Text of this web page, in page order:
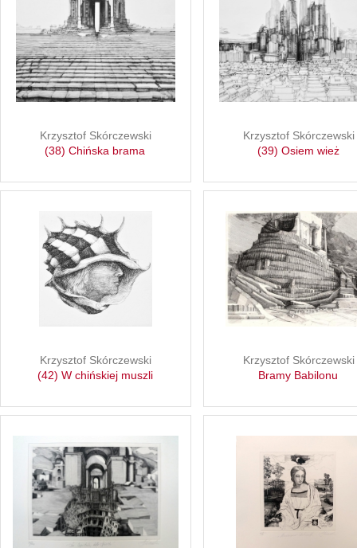
Krzysztof Skórczewski
(38) Chińska brama
Krzysztof Skórczewski
(39) Osiem wież
Krzysztof Skórczewski
(42) W chińskiej muszli
Krzysztof Skórczewski
Bramy Babilonu